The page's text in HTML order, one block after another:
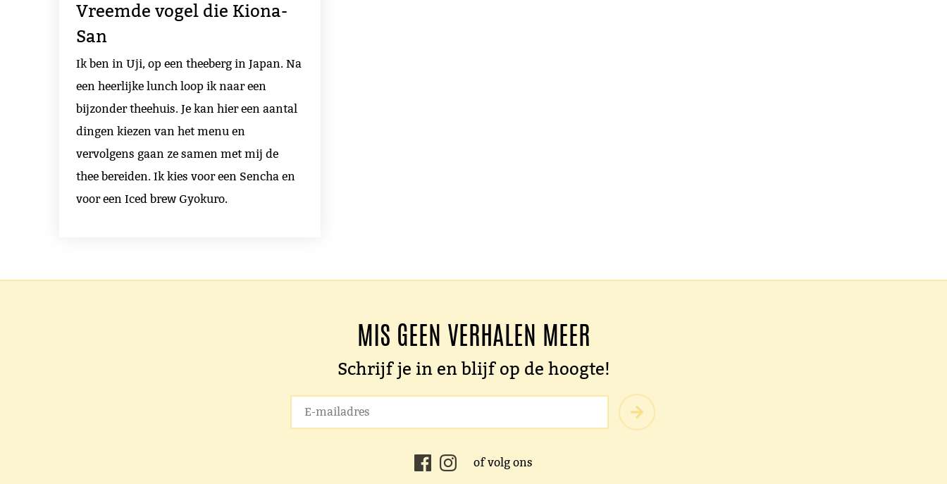
Vreemde vogel die Kiona-
San
Ik ben in Uji, op een theeberg in Japan. Na
een heerlijke lunch loop ik naar een
bijzonder theehuis. Je kan hier een aantal
dingen kiezen van het menu en
vervolgens gaan ze samen met mij de
thee bereiden. Ik kies voor een Sencha en
voor een Iced brew Gyokuro.
MIS GEEN VERHALEN MEER
Schrijf je in en blijf op de hoogte!
of volg ons